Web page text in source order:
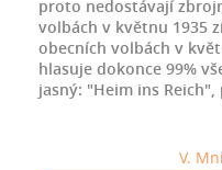
proto nedostávají
volbách v květnu 1935
obecních volbách v
hlasuje dokonce 99%
jasný: "Heim ins
V.